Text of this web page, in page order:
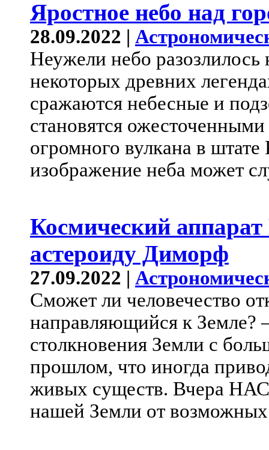
Яростное небо над
28.09.2022 |
Неужели небо
некоторых древних
сражаются небесные и
становятся
огромного вулкана в
изображение неба может
Космический
астероиду Диморф
27.09.2022 |
Сможет ли человечество
направляющийся к Земле?
столкновения Земли с
прошлом, что иногда
живых существ. Вчера
нашей Земли от